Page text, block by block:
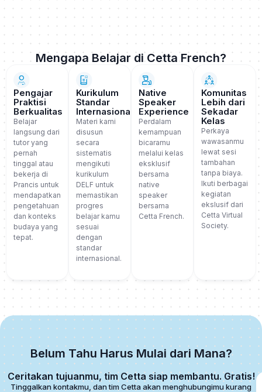
Mengapa Belajar di Cetta French?
Pengajar
Praktisi
Berkualitas
Belajar
langsung dari
tutor yang
pernah
tinggal atau
bekerja di
Prancis untuk
mendapatkan
pengetahuan
dan konteks
budaya yang
tepat.
Kurikulum
Standar
Internasional
Materi kami
disusun
secara
sistematis
mengikuti
kurikulum
DELF untuk
memastikan
progres
belajar kamu
sesuai
dengan
standar
internasional.
Native
Speaker
Experience
Perdalam
kemampuan
bicaramu
melalui kelas
eksklusif
bersama
native
speaker
bersama
Cetta French.
Komunitas
Lebih dari
Sekadar
Kelas
Perkaya
wawasanmu
lewat sesi
tambahan
tanpa biaya.
Ikuti berbagai
kegiatan
ekslusif dari
Cetta Virtual
Society.
Belum Tahu Harus Mulai dari Mana?
Ceritakan tujuanmu, tim Cetta siap membantu. Gratis!
Tinggalkan kontakmu, dan tim Cetta akan menghubungimu kurang